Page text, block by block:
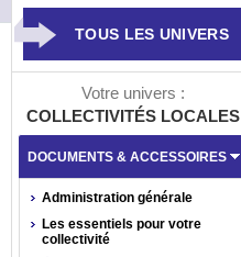
TOUS LES UNIVERS
Votre univers :
COLLECTIVITÉS LOCALES
DOCUMENTS & ACCESSOIRES
Administration générale
Les essentiels pour votre
collectivité